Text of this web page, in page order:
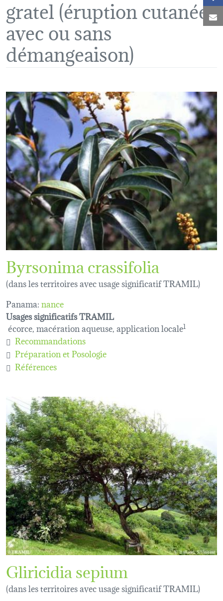
gratel (éruption cutanée
avec ou sans
démangeaison)
Byrsonima crassifolia
(dans les territoires avec usage significatif TRAMIL)
Panama:nance
Usages significatifs TRAMIL
écorce, macération aqueuse, application locale1
Recommandations
Préparation et Posologie
Références
Gliricidia sepium
(dans les territoires avec usage significatif TRAMIL)